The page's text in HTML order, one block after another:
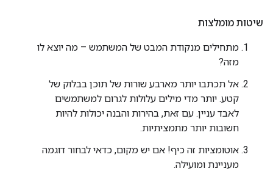
שיטות מומלצות
מתחילים מנקודת המבט של המשתמש – מה יוצא לו
מזה?
אל תכתבו יותר מארבע שורות של תוכן בבלוק של
קטע. יותר מדי מילים עלולות לגרום למשתמשים
לאבד עניין. עם זאת, בהירות והבנה יכולות להיות
חשובות יותר מתמציתיות.
אוטומציות זה כיף! אם יש מקום, כדאי לבחור דוגמה
מעניינת ומועילה.